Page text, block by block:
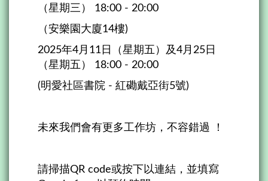
（星期三） 18:00 - 20:00
（安樂園大廈14樓)
2025年4月11日（星期五）及4月25日
（星期五） 18:00 - 20:00
(明愛社區書院 - 紅磡戴亞街5號)
未來我們會有更多工作坊，不容錯過 ！
請掃描QR code或按下以連結，並填寫